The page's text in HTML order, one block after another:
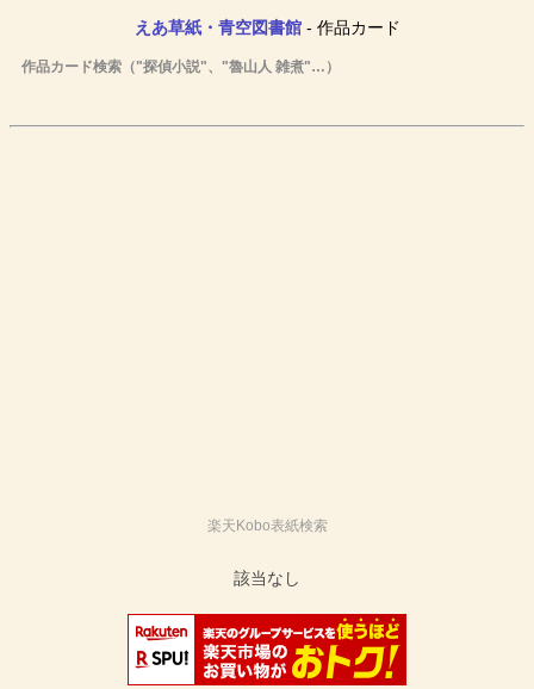
えあ草紙・青空図書館- 作品カード
作品カード検索（"探偵小説"、"魯山人 雑煮"…）
楽天Kobo表紙検索